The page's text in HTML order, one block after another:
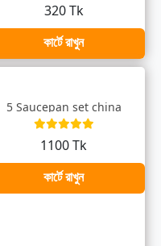
320 Tk
কার্টে রাখুন
5 Saucepan set china
1100 Tk
কার্টে রাখুন